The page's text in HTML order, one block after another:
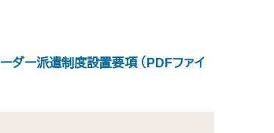
ーダー派遣制度設置要項 （PDFファイ